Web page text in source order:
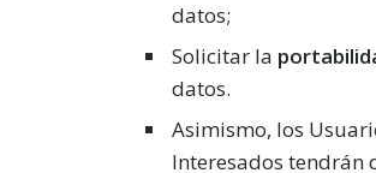
datos;
Solicitar la
datos.
Asimismo, los
Interesados tendrán